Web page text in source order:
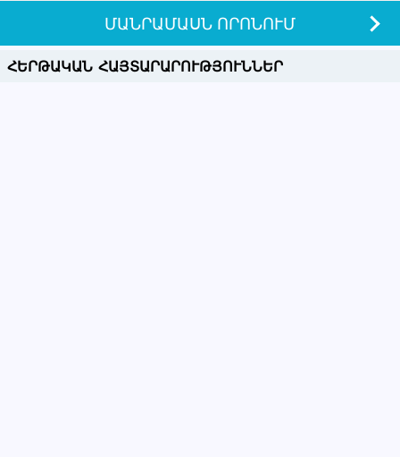
ՄԱՆՐԱՄԱՍՆ ՈՐՈՆՈՒՄ
ՀԵՐԹԱԿԱՆ ՀԱՅՏԱՐԱՐՈՒԹՅՈՒՆՆԵՐ